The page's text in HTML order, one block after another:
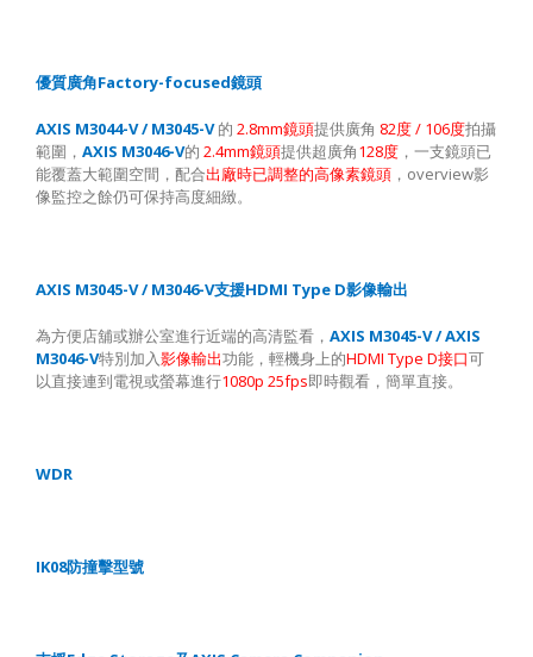
優質廣角Factory-focused鏡頭
AXIS M3044-V / M3045-V 的 2.8mm鏡頭提供廣角 82度 / 106度拍攝
範圍， AXIS M3046-V的 2.4mm鏡頭提供超廣角 128度 ，一支鏡頭已
能覆蓋大範圍空間，配合出廠時已調整的高像素鏡頭 ， overview影
像監控之餘仍可保持高度細緻。
AXIS M3045-V / M3046-V支援HDMI Type D影像輸出
為方便店舖或辦公室進行近端的高清監看， AXIS M3045-V / AXIS
M3046-V特別加入影像輸出功能，輕機身上的HDMI Type D接口可
以直接連到電視或螢幕進行1080p 25fps即時觀看，簡單直接。
WDR
IK08防撞擊型號